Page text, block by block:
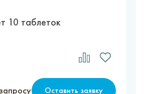
10 таблеток
Оставить заявку